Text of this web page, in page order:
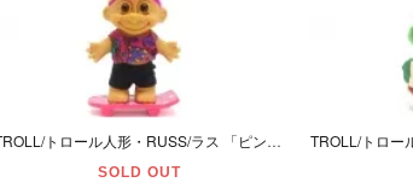
TROLL/トロール人形・RUSS/ラス 「ピンクパープル/Ｍ/スケボー」
SOLD OUT